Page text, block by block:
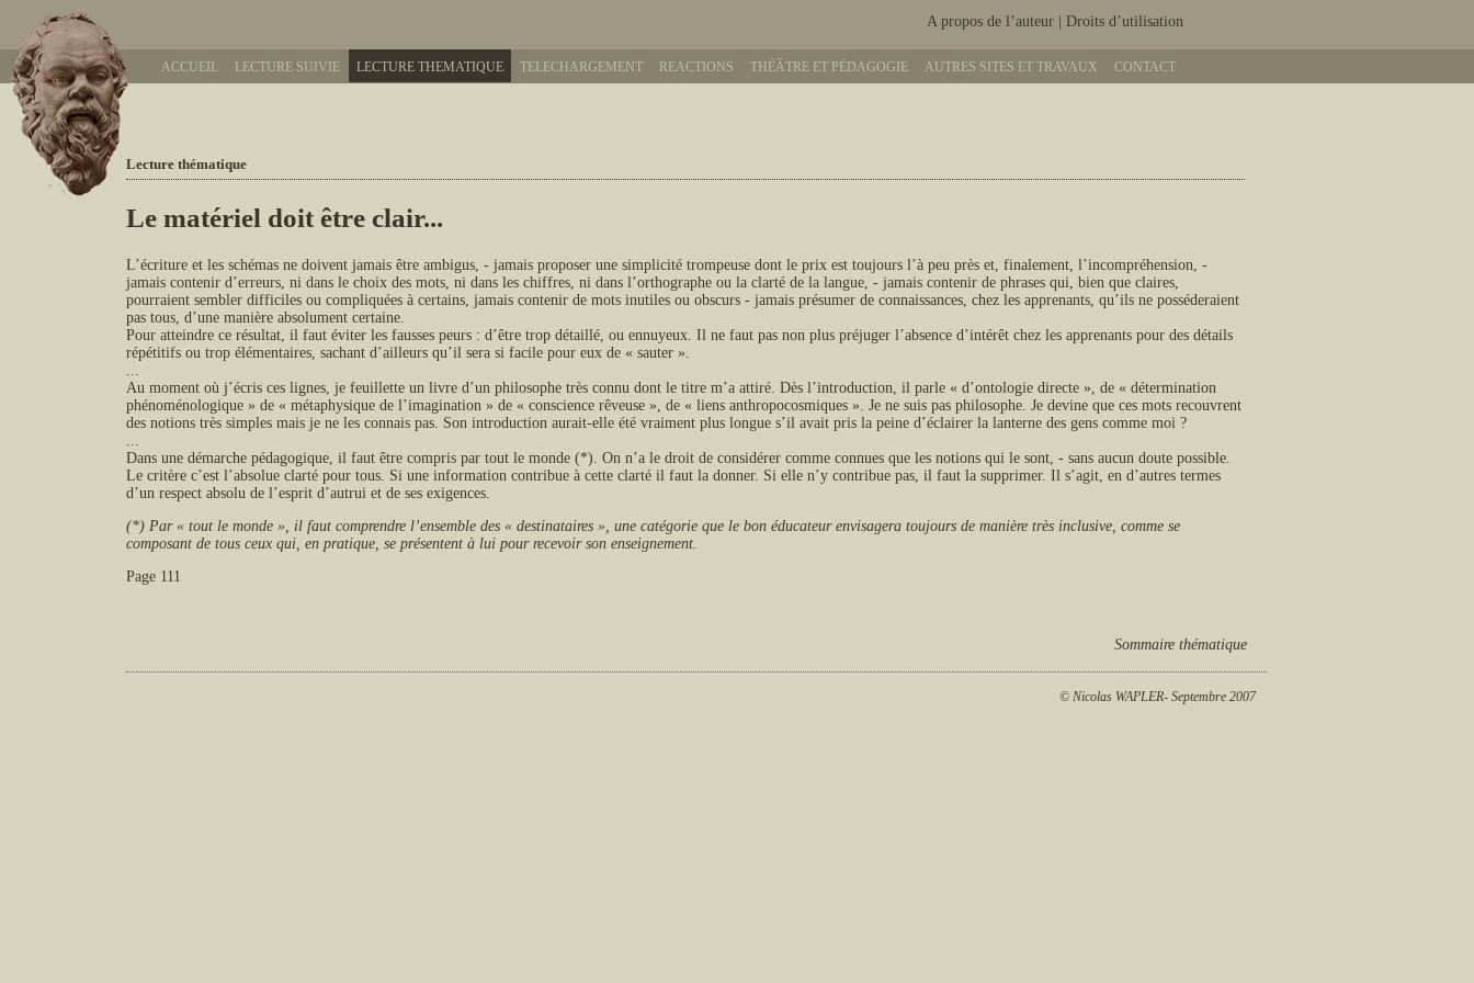
A propos de l’auteur Droits d’utilisation
ACCUEIL LECTURE SUIVIE LECTURE THEMATIQUE TELECHARGEMENT REACTIONS THÉÂTRE ET PÉDAGOGIE AUTRES SITES ET TRAVAUX CONTACT
Lecture thématique
Le matériel doit être clair...
L’écriture et les schémas ne doivent jamais être ambigus, - jamais proposer une simplicité trompeuse dont le prix est toujours l’à peu près et, finalement, l’incompréhension, -
jamais contenir d’erreurs, ni dans le choix des mots, ni dans les chiffres, ni dans l’orthographe ou la clarté de la langue, - jamais contenir de phrases qui, bien que claires,
pourraient sembler difficiles ou compliquées à certains, jamais contenir de mots inutiles ou obscurs - jamais présumer de connaissances, chez les apprenants, qu’ils ne posséderaient
pas tous, d’une manière absolument certaine.
Pour atteindre ce résultat, il faut éviter les fausses peurs : d’être trop détaillé, ou ennuyeux. Il ne faut pas non plus préjuger l’absence d’intérêt chez les apprenants pour des détails
répétitifs ou trop élémentaires, sachant d’ailleurs qu’il sera si facile pour eux de « sauter ».
...
Au moment où j’écris ces lignes, je feuillette un livre d’un philosophe très connu dont le titre m’a attiré. Dès l’introduction, il parle « d’ontologie directe », de « détermination
phénoménologique » de « métaphysique de l’imagination » de « conscience rêveuse », de « liens anthropocosmiques ». Je ne suis pas philosophe. Je devine que ces mots recouvrent
des notions très simples mais je ne les connais pas. Son introduction aurait-elle été vraiment plus longue s’il avait pris la peine d’éclairer la lanterne des gens comme moi ?
...
Dans une démarche pédagogique, il faut être compris par tout le monde (*). On n’a le droit de considérer comme connues que les notions qui le sont, - sans aucun doute possible.
Le critère c’est l’absolue clarté pour tous. Si une information contribue à cette clarté il faut la donner. Si elle n’y contribue pas, il faut la supprimer. Il s’agit, en d’autres termes
d’un respect absolu de l’esprit d’autrui et de ses exigences.
(*) Par « tout le monde », il faut comprendre l’ensemble des « destinataires », une catégorie que le bon éducateur envisagera toujours de manière très inclusive, comme se
composant de tous ceux qui, en pratique, se présentent à lui pour recevoir son enseignement.
Page 111
Sommaire thématique
© Nicolas WAPLER- Septembre 2007